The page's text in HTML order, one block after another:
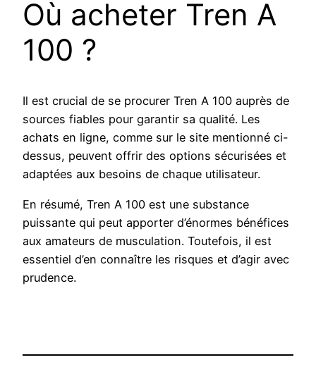
Où acheter Tren A
100 ?
Il est crucial de se procurer Tren A 100 auprès de
sources fiables pour garantir sa qualité. Les
achats en ligne, comme sur le site mentionné ci-
dessus, peuvent offrir des options sécurisées et
adaptées aux besoins de chaque utilisateur.
En résumé, Tren A 100 est une substance
puissante qui peut apporter d’énormes bénéfices
aux amateurs de musculation. Toutefois, il est
essentiel d’en connaître les risques et d’agir avec
prudence.